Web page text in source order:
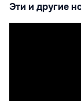
Эти и другие